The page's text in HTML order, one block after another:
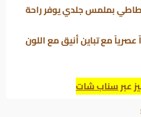
بملمس جلدي يوفر راحة
مع تباين أنيق مع اللون
عبرسناب شات